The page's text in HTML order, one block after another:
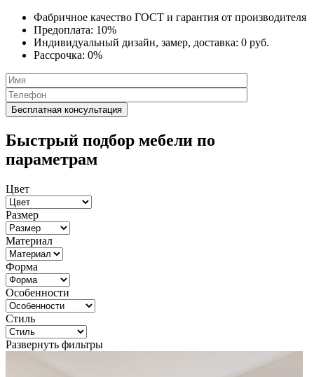
Фабричное качество ГОСТ и гарантия от производителя
Предоплата: 10%
Индивидуальный дизайн, замер, доставка: 0 руб.
Рассрочка: 0%
Быстрый подбор мебели по
параметрам
Цвет
Размер
Материал
Форма
Особенности
Стиль
Развернуть фильтры